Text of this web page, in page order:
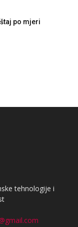
po mjeri
tehnologije i